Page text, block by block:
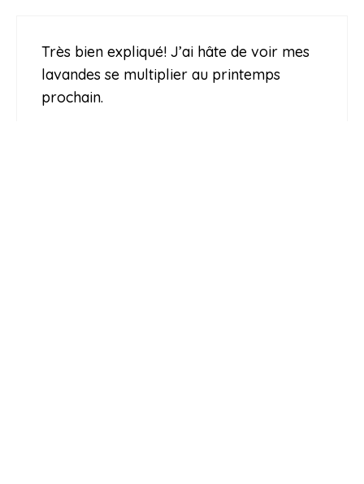
Très bien expliqué! J’ai hâte de voir mes
lavandes se multiplier au printemps
prochain.